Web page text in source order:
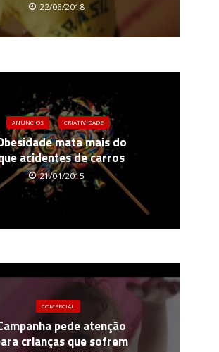
22/06/2018
ANÚNCIOS CRIATIVIDADE
mata mais do
acidentes de carros
21/04/2015
COMERCIAL
pede atenção
crianças que sofrem